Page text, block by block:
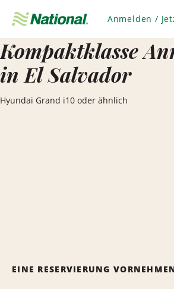
überspringen
Anmelden /
Kompaktklasse
in El Salvador
Hyundai Grand i10 oder ähnlich
EINE RESERVIERUNG